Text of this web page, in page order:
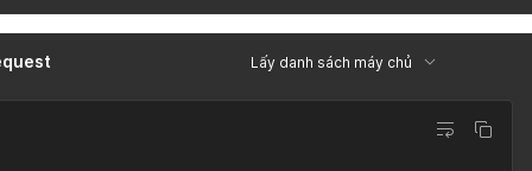
Lấy danh sách máy chủ